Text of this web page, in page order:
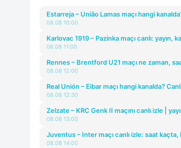
Estarreja – União Lamas maçı hangi
08.08 10:00
Karlovac 1919 – Pazinka maçı canlı: yayın,
08.08 11:00
Rennes – Brentford U21 maçı ne zaman,
08.08 12:00
Real Unión – Eibar maçı hangi kanalda?
08.08 12:30
Zelzate – KRC Genk II maçını canlı izle |
08.08 13:00
Juventus – Inter maçı canlı izle: saat kaçta,
08.08 14:00